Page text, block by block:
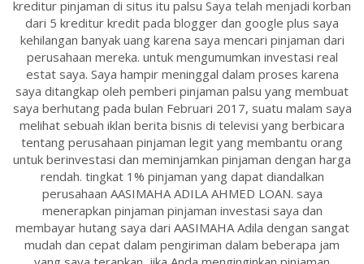
kreditur pinjaman di situs itu palsu Saya telah menjadi korban
dari 5 kreditur kredit pada blogger dan google plus saya
kehilangan banyak uang karena saya mencari pinjaman dari
perusahaan mereka. untuk mengumumkan investasi real
estat saya. Saya hampir meninggal dalam proses karena
saya ditangkap oleh pemberi pinjaman palsu yang membuat
saya berhutang pada bulan Februari 2017, suatu malam saya
melihat sebuah iklan berita bisnis di televisi yang berbicara
tentang perusahaan pinjaman legit yang membantu orang
untuk berinvestasi dan meminjamkan pinjaman dengan harga
rendah. tingkat 1% pinjaman yang dapat diandalkan
perusahaan AASIMAHA ADILA AHMED LOAN. saya
menerapkan pinjaman pinjaman investasi saya dan
membayar hutang saya dari AASIMAHA Adila dengan sangat
mudah dan cepat dalam pengiriman dalam beberapa jam